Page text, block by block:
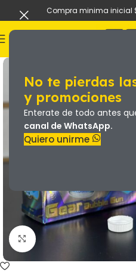
No te pierdas
y promociones
Enterate de todo antes
canal de WhatsApp.
Quiero unirme
Compra minima inicial